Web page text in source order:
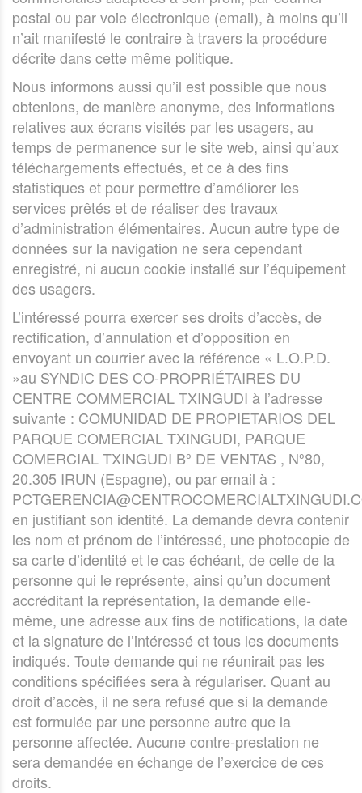
postal ou par voie électronique (email), à moins qu’il
n’ait manifesté le contraire à travers la procédure
décrite dans cette même politique.
Nous informons aussi qu’il est possible que nous
obtenions, de manière anonyme, des informations
relatives aux écrans visités par les usagers, au
temps de permanence sur le site web, ainsi qu’aux
téléchargements effectués, et ce à des fins
statistiques et pour permettre d’améliorer les
services prêtés et de réaliser des travaux
d’administration élémentaires. Aucun autre type de
données sur la navigation ne sera cependant
enregistré, ni aucun cookie installé sur l’équipement
des usagers.
L’intéressé pourra exercer ses droits d’accès, de
rectification, d’annulation et d’opposition en
envoyant un courrier avec la référence « L.O.P.D.
»au SYNDIC DES CO-PROPRIÉTAIRES DU
CENTRE COMMERCIAL TXINGUDI à l’adresse
suivante : COMUNIDAD DE PROPIETARIOS DEL
PARQUE COMERCIAL TXINGUDI, PARQUE
COMERCIAL TXINGUDI Bº DE VENTAS , Nº80,
20.305 IRUN (Espagne), ou par email à :
en justifiant son identité. La demande devra contenir
les nom et prénom de l’intéressé, une photocopie de
sa carte d’identité et le cas échéant, de celle de la
personne qui le représente, ainsi qu’un document
accréditant la représentation, la demande elle-
même, une adresse aux fins de notifications, la date
et la signature de l’intéressé et tous les documents
indiqués. Toute demande qui ne réunirait pas les
conditions spécifiées sera à régulariser. Quant au
droit d’accès, il ne sera refusé que si la demande
est formulée par une personne autre que la
personne affectée. Aucune contre-prestation ne
sera demandée en échange de l’exercice de ces
droits.